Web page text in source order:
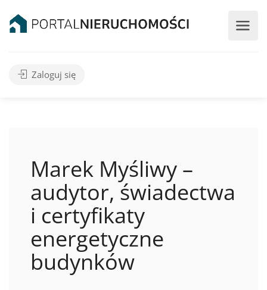
Zaloguj się
Marek Myśliwy –
audytor, świadectwa
i certyfikaty
energetyczne
budynków